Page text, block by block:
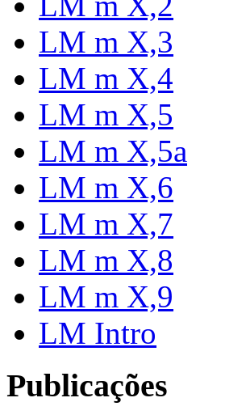
LM m X,3
LM m X,4
LM m X,5
LM m X,5a
LM m X,6
LM m X,7
LM m X,8
LM m X,9
LM Intro
Publicações